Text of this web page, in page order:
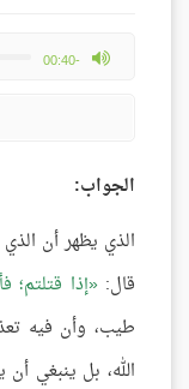
-00:40
volume
الجواب:
الذي يظهر أن
قال: إذا قتلتم؛
طيب، وأن فيه
الله، بل ينبغي